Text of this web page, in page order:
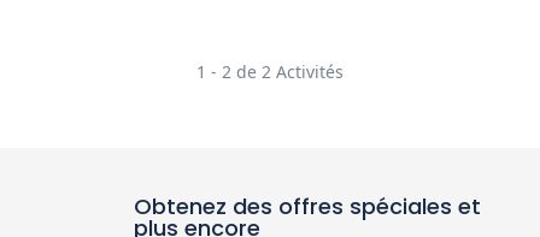
1 - 2 de 2 Activités
Obtenez des offres spéciales et
plus encore